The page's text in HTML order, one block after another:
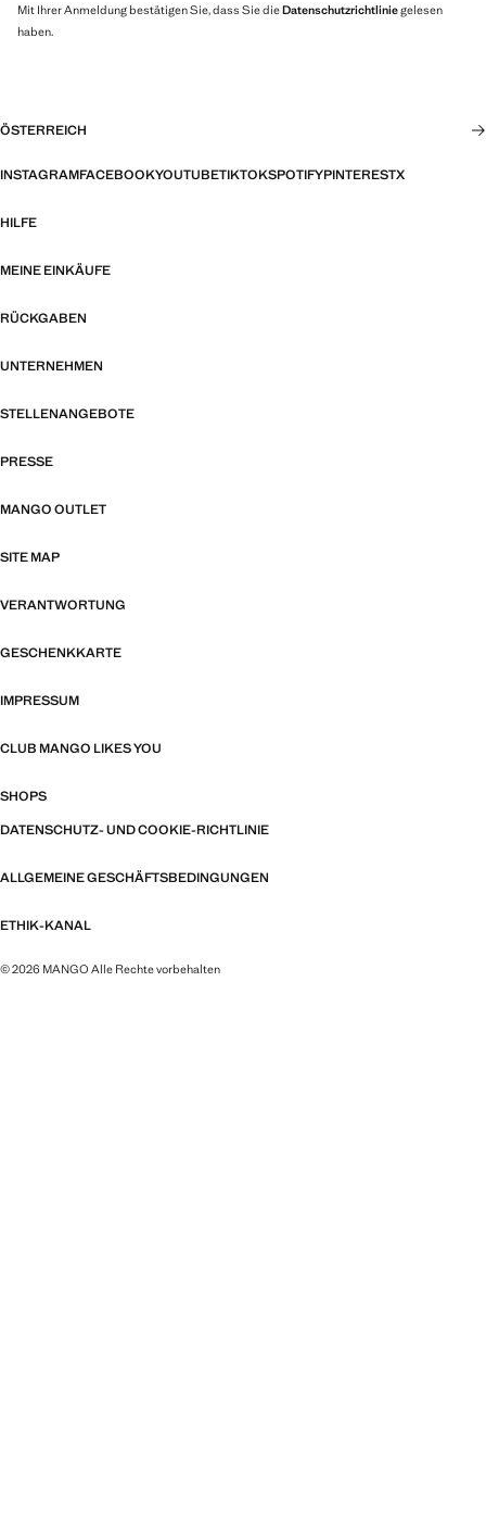
Mit Ihrer Anmeldung bestätigen Sie, dass Sie dieDatenschutzrichtliniegelesen
haben.
ÖSTERREICH
INSTAGRAMFACEBOOKYOUTUBETIKTOKSPOTIFYPINTERESTX
HILFE
MEINE EINKÄUFE
RÜCKGABEN
UNTERNEHMEN
STELLENANGEBOTE
PRESSE
MANGO OUTLET
SITE MAP
VERANTWORTUNG
GESCHENKKARTE
IMPRESSUM
CLUB MANGO LIKES YOU
SHOPS
DATENSCHUTZ- UND COOKIE-RICHTLINIE
ALLGEMEINE GESCHÄFTSBEDINGUNGEN
ETHIK-KANAL
© 2026 MANGO Alle Rechte vorbehalten